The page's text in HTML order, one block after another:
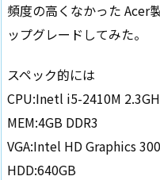
頻度の高くなかった Acer
ップグレードしてみた。
スペック的には
CPU:Inetl i5-2410M
MEM:4GB DDR3
VGA:Intel HD Graphics
HDD:640GB